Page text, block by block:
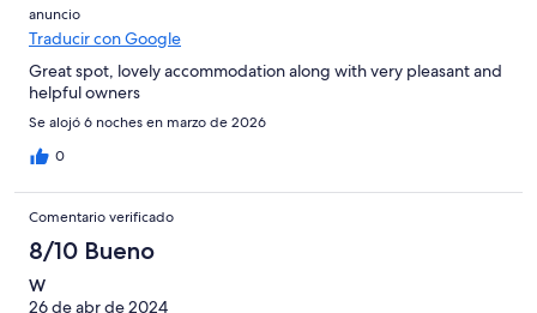
anuncio
Traducir con Google
Great spot, lovely accommodation along with very pleasant and
helpful owners
Se alojó 6 noches en marzo de 2026
0
Comentario verificado
8/10 Bueno
W
26 de abr de 2024